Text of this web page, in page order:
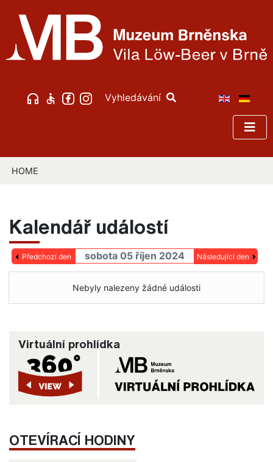
Vyhledávání
HOME
Kalendář událostí
Předchozí den sobota 05 říjen 2024 Následující den
Nebyly nalezeny žádné události
Virtuální prohlídka
OTEVÍRACÍ HODINY